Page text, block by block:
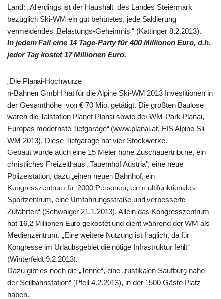
Land: „Allerdings ist der Haushalt des Landes Steiermark
bezüglich Ski-WM ein gut behütetes, jede Saldierung
vermeidendes ‚Belastungs-Geheimnis'“ (Kattinger 8.2.2013).
In jedem Fall eine 14 Tage-Party für 400 Millionen Euro, d.h.
jeder Tag kostet 17 Millionen Euro.
„Die Planai-Hochwurze
n-Bahnen GmbH hat für die Alpine Ski-WM 2013 Investitionen in
der Gesamthöhe von € 70 Mio. getätigt. Die größten Baulose
waren die Talstation Planet Planai sowie der WM-Park Planai,
Europas modernste Tiefgarage“ (www.planai.at, FIS Alpine Sli
WM 2013). Diese Tiefgarage hat vier Stockwerke.
Gebaut wurde auch eine 15 Meter hohe Zuschauertribüne, ein
christliches Freizeithaus „Tauernhof Austria“, eine neue
Polizeistation, dazu „einen neuen Bahnhof, ein
Kongresszentrum für 2000 Personen, ein multifunktionales
Sportzentrum, eine Umfahrungsstraße und verbesserte
Zufahrten“ (Schwaiger 21.1.2013). Allein das Kongresszentrum
hat 16,2 Millionen Euro gekostet und dient während der WM als
Medienzentrum. „Eine weitere Nutzung ist fraglich, da für
Kongresse im Urlaubsgebiet die nötige Infrastruktur fehlt“
(Winterfeldt 9.2.2013).
Dazu gibt es noch die „Tenne“, eine „rustikalen Saufburg nahe
der Seilbahnstation“ (Pfeil 4.2.2013), in der 1500 Gäste Platz
haben.